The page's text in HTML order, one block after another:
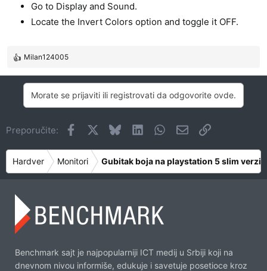
Go to Display and Sound.
Locate the Invert Colors option and toggle it OFF.
R
e
a
j
a
:
Milan124005
Morate se prijaviti ili registrovati da odgovorite ovde.
Preporučite: Facebook BlueskyLinkedInWhatsApp
Imejl Link
Hardver Monitori Gubitak boja na playstation 5 slim
Benchmark sajt je najpopularniji ICT medij u Srbiji koji na
dnevnom nivou informiše, edukuje i savetuje posetioce kroz